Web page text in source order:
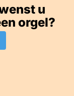
u
orgel?